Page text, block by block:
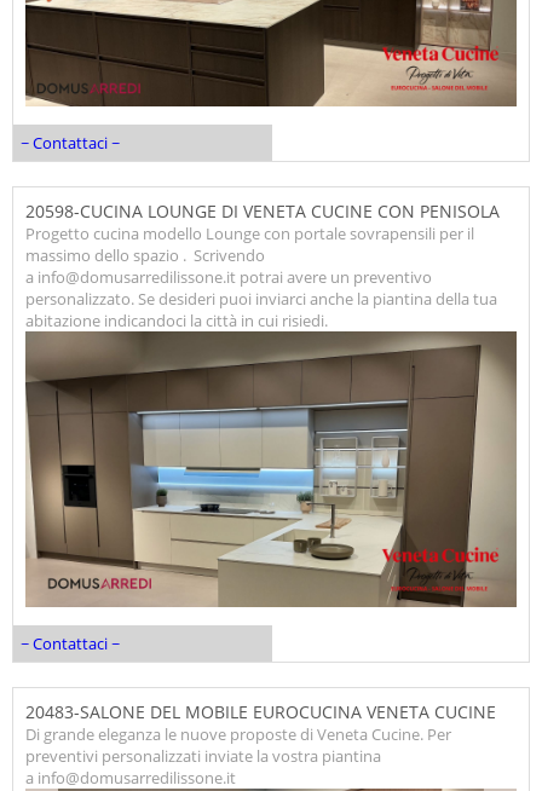
~ Contattaci ~
20598-CUCINA LOUNGE DI VENETA CUCINE CON PENISOLA
Progetto cucina modello Lounge con portale sovrapensili per il
massimo dello spazio . Scrivendo
a info@domusarredilissone.it potrai avere un preventivo
personalizzato. Se desideri puoi inviarci anche la piantina della tua
abitazione indicandoci la città in cui risiedi.
~ Contattaci ~
20483-SALONE DEL MOBILE EUROCUCINA VENETA CUCINE
Di grande eleganza le nuove proposte di Veneta Cucine. Per
preventivi personalizzati inviate la vostra piantina
a info@domusarredilissone.it